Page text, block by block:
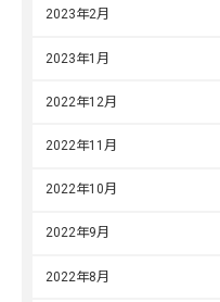
2023年2月
2023年1月
2022年12月
2022年11月
2022年10月
2022年9月
2022年8月